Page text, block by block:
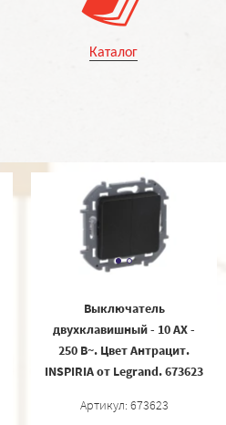
Каталог
Выключатель
двухклавишный - 10 AX -
250 В~. Цвет Антрацит.
INSPIRIA от Legrand. 673623
Артикул: 673623